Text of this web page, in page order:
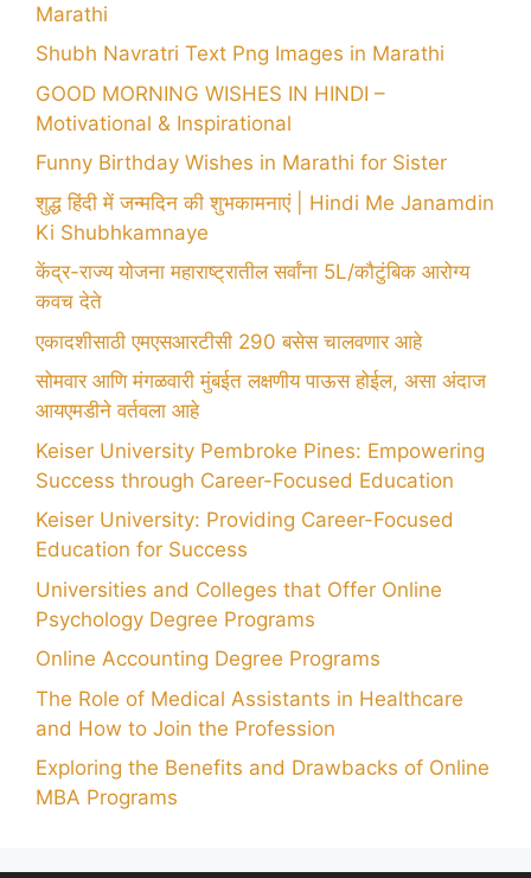
Marathi
Shubh Navratri Text Png Images in Marathi
GOOD MORNING WISHES IN HINDI –
Motivational & Inspirational
Funny Birthday Wishes in Marathi for Sister
शुद्ध हिंदी में जन्मदिन की शुभकामनाएं | Hindi Me Janamdin
Ki Shubhkamnaye
केंद्र-राज्य योजना महाराष्ट्रातील सर्वांना 5L/कौटुंबिक आरोग्य
कवच देते
एकादशीसाठी एमएसआरटीसी 290 बसेस चालवणार आहे
सोमवार आणि मंगळवारी मुंबईत लक्षणीय पाऊस होईल, असा अंदाज
आयएमडीने वर्तवला आहे
Keiser University Pembroke Pines: Empowering
Success through Career-Focused Education
Keiser University: Providing Career-Focused
Education for Success
Universities and Colleges that Offer Online
Psychology Degree Programs
Online Accounting Degree Programs
The Role of Medical Assistants in Healthcare
and How to Join the Profession
Exploring the Benefits and Drawbacks of Online
MBA Programs